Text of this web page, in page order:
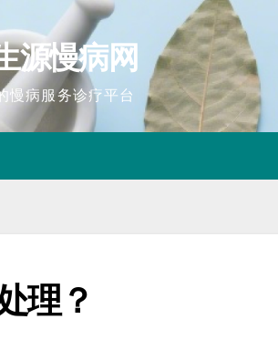
源慢病网
慢病服务诊疗平台
理？